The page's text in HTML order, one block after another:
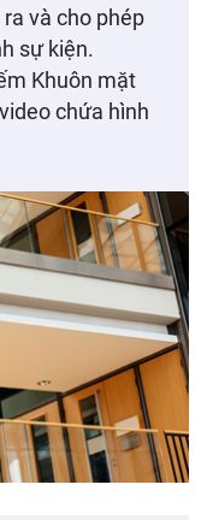
và cho phép
sự kiện.
Khuôn mặt
chứa hình